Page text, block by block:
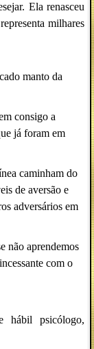
Ela renasceu
milhares
manto da
consigo a
já foram em
caminham do
de aversão e
adversários em
não aprendemos
com o
hábil psicólogo,